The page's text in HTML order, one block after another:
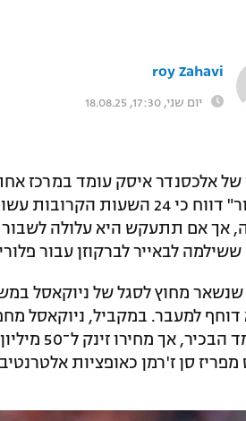
roy Zahavi
יום שני, 17:30, 18.08.25
של אלכסנדר איסק עומד במרכז
ב"מירור" דווח כי 24
לבאייר לברקוזן עבור
מחוץ לסגל של ניוקאסל
דוחף למעבר. במקביל, ניוקאסל
המועמד
מפריז סן ז'רמן כאופציות